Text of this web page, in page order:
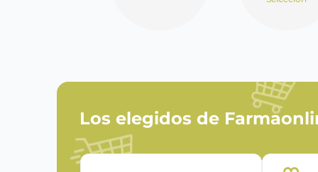
Los elegidos de